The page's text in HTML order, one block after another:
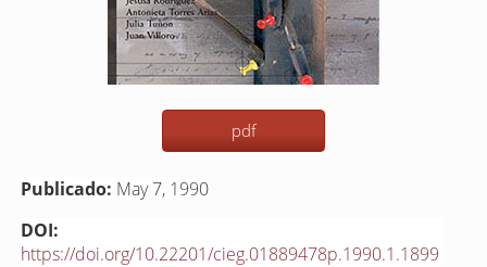
pdf
Publicado: May 7, 1990
DOI:
https://doi.org/10.22201/cieg.01889478p.1990.1.1899